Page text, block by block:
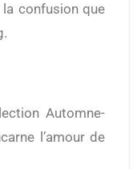
confusion que
l’amour de